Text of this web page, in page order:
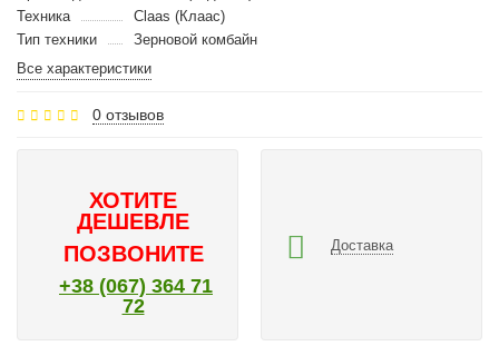
Техника
Claas (Клаас)
Тип техники
Зерновой комбайн
Все характеристики
0 отзывов
ХОТИТЕ
ДЕШЕВЛЕ
ПОЗВОНИТЕ
+38 (067) 364 71
72
Доставка